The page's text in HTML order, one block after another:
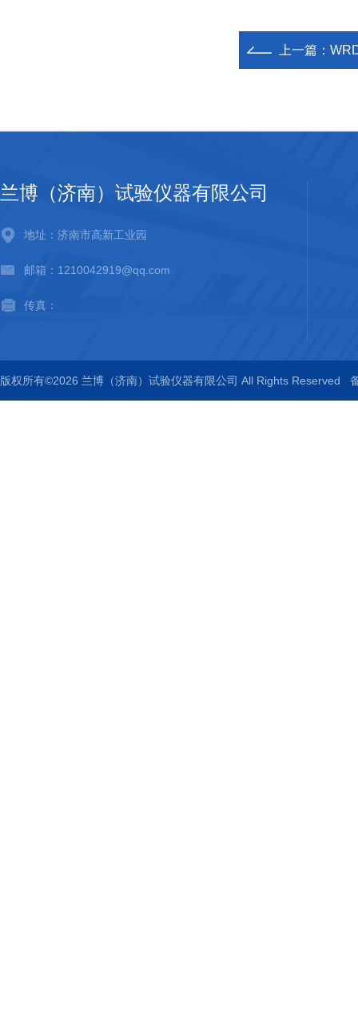
上一篇：
兰博（济南）试验仪器有限公司
地址：济南市高新工业园
邮箱：1210042919@qq.com
传真：
版权所有©2026 兰博（济南）试验仪器有限公司 All Rights Reserved